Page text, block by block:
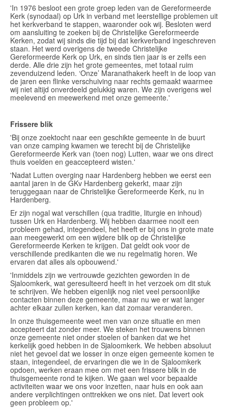
'In 1976 besloot een grote groep leden van de Gereformeerde
Kerk (synodaal) op Urk in verband met leerstellige problemen uit
het kerkverband te stappen, waaronder ook wij. Besloten werd
om aansluiting te zoeken bij de Christelijke Gereformeerde
Kerken, zodat wij sinds die tijd bij dat kerkverband ingeschreven
staan. Het werd overigens de tweede Christelijke
Gereformeerde Kerk op Urk, en sinds tien jaar is er zelfs een
derde. Alle drie zijn het grote gemeentes, met totaal ruim
zevenduizend leden. ‘Onze’ Maranathakerk heeft in de loop van
de jaren een flinke verschuiving naar rechts gemaakt waarmee
wij niet altijd onverdeeld gelukkig waren. We zijn overigens wel
meelevend en meewerkend met onze gemeente.'
Frissere blik
'Bij onze zoektocht naar een geschikte gemeente in de buurt
van onze camping kwamen we terecht bij de Christelijke
Gereformeerde Kerk van (toen nog) Lutten, waar we ons direct
thuis voelden en geaccepteerd wisten.'
'Nadat Lutten overging naar Hardenberg hebben we eerst een
aantal jaren in de GKv Hardenberg gekerkt, maar zijn
teruggegaan naar de Christelijke Gereformeerde Kerk, nu in
Hardenberg.
Er zijn nogal wat verschillen (qua traditie, liturgie en inhoud)
tussen Urk en Hardenberg. Wij hebben daarmee nooit een
probleem gehad, integendeel, het heeft er bij ons in grote mate
aan meegewerkt om een wijdere blik op de Christelijke
Gereformeerde Kerken te krijgen. Dat geldt ook voor de
verschillende predikanten die we nu regelmatig horen. We
ervaren dat alles als opbouwend.'
'Inmiddels zijn we vertrouwde gezichten geworden in de
Sjaloomkerk, wat geresulteerd heeft in het verzoek om dit stuk
te schrijven. We hebben eigenlijk nog niet veel persoonlijke
contacten binnen deze gemeente, maar nu we er wat langer
achter elkaar zullen kerken, kan dat zomaar veranderen.
In onze thuisgemeente weet men van onze situatie en men
accepteert dat zonder meer. We steken het trouwens binnen
onze gemeente niet onder stoelen of banken dat we het
kerkelijk goed hebben in de Sjaloomkerk. We hebben absoluut
niet het gevoel dat we losser in onze eigen gemeente komen te
staan, integendeel, de ervaringen die we in de Sjaloomkerk
opdoen, werken eraan mee om met een frissere blik in de
thuisgemeente rond te kijken. We gaan wel voor bepaalde
activiteiten waar we ons voor inzetten, naar huis en ook aan
andere verplichtingen onttrekken we ons niet. Dat levert ook
geen probleem op.'